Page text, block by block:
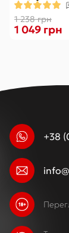
смачний,
1 238 грн
1 049 грн
+38